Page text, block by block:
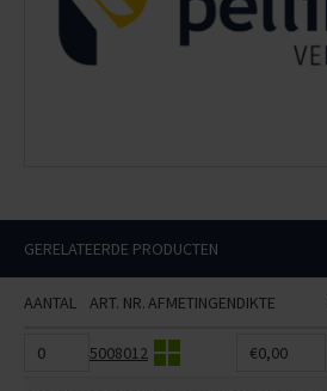
GERELATEERDE PRODUCTEN
AANTAL ART. NR.AFMETINGENDIKTE
5008012 €0,00